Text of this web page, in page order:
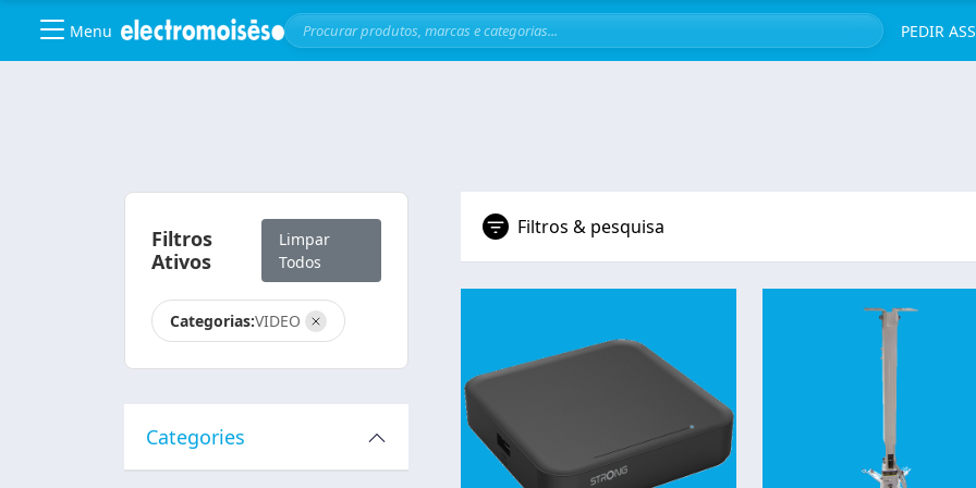
Menu PEDIR
Filtros & pesquisa
Filtros
Ativos
Limpar
Todos
Categorias:VIDEO
Categories